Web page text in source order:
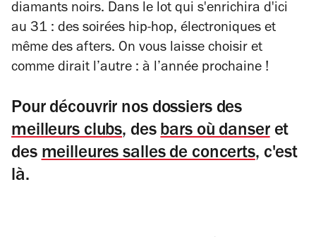
diamants noirs. Dans le lot qui s'enrichira d'ici
au 31 : des soirées hip-hop, électroniques et
même des afters. On vous laisse choisir et
comme dirait l’autre : à l’année prochaine !
Pour découvrir nos dossiers des
meilleurs clubs, des bars où danseret
des meilleures salles de concerts, c'est
là.